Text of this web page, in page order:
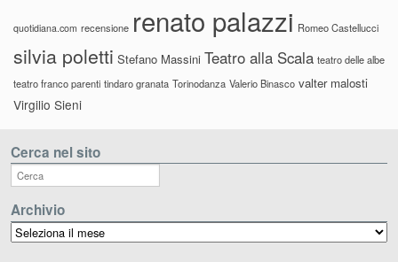
quotidiana.com recensione renato palazzi Romeo Castellucci
silvia poletti Stefano Massini Teatro alla Scala teatro delle albe
teatro franco parenti tindaro granata Torinodanza Valerio Binasco valter malosti
Virgilio Sieni
Cerca nel sito
Archivio
Archivio